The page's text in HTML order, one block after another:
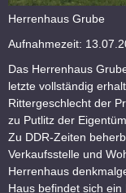
Herrenhaus Grube
Aufnahmezeit:
Das Herrenhaus
letzte vollständig
Rittergeschlecht der
zu Putlitz der
Zu DDR-Zeiten
Verkaufsstelle und
Herrenhaus
Haus befindet sich ein